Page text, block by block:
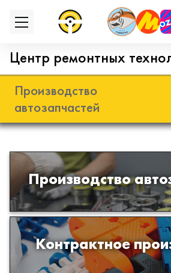
Центр ремонтных
Производство
автозапчастей
Производство
Разработка и
из эластомеров
Контрактное
Производство изделий
и полимеров по